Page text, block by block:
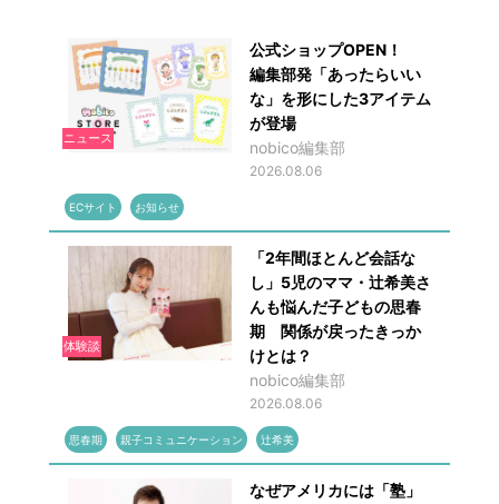
ニュース
公式ショップOPEN！
編集部発「あったらいい
な」を形にした3アイテム
が登場
nobico編集部
2026.08.06
ECサイト お知らせ
体験談
「2年間ほとんど会話な
し」5児のママ・辻希美さ
んも悩んだ子どもの思春
期 関係が戻ったきっか
けとは？
nobico編集部
2026.08.06
思春期 親子コミュニケーション 辻希美
なぜアメリカには「塾」